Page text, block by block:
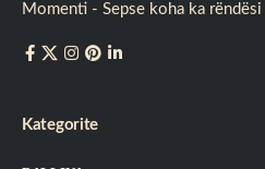
Momenti - Sepse koha ka rëndësi
Kategorite